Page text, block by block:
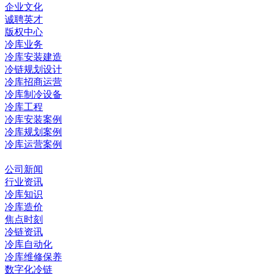
企业文化
诚聘英才
版权中心
冷库业务
冷库安装建造
冷链规划设计
冷库招商运营
冷库制冷设备
冷库工程
冷库安装案例
冷库规划案例
冷库运营案例
公司新闻
行业资讯
冷库知识
冷库造价
焦点时刻
冷链资讯
冷库自动化
冷库维修保养
数字化冷链